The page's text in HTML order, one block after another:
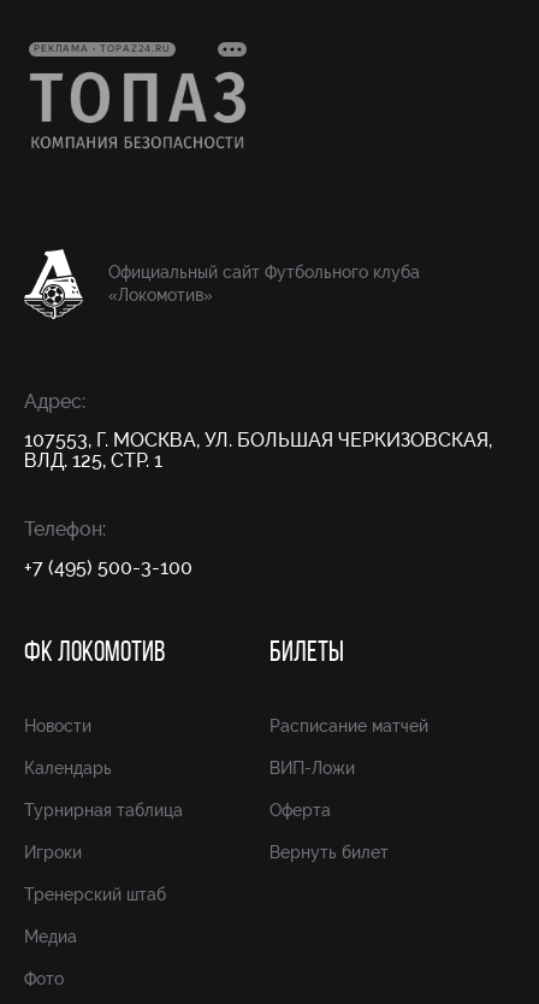
РЕКЛАМА • TOPAZ24.RU
Официальный сайт Футбольного клуба
«Локомотив»
Адрес:
107553, Г. МОСКВА, УЛ. БОЛЬШАЯ ЧЕРКИЗОВСКАЯ,
ВЛД. 125, СТР. 1
Телефон:
+7 (495) 500-3-100
ФК ЛОКОМОТИВ
Новости
Календарь
Турнирная таблица
Игроки
Тренерский штаб
Медиа
Фото
БИЛЕТЫ
Расписание матчей
ВИП-Ложи
Оферта
Вернуть билет